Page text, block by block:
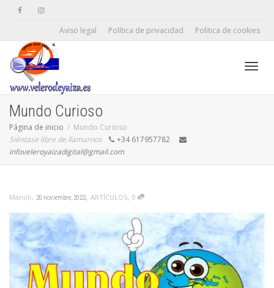
Aviso legal Política de privacidad Politica de cookies
Mundo Curioso
Página de inicio
Mundo Curioso
Siéntase libre de llamarnos
+34 617957782
infoveleroyaizadigital@gmail.com
Manoli, 20 noviembre, 2022, ARTÍCULOS, 0